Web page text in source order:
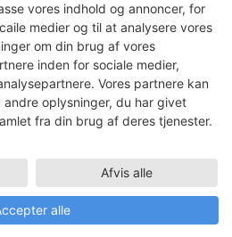
Hyttel: SLOGAN
vores indhold og annoncer, for
medier og til at analysere vores
om din brug af vores
inden for sociale medier,
Vores partnere kan
oplysninger, du har givet
fra din brug af deres tjenester.
Afvis alle
alle